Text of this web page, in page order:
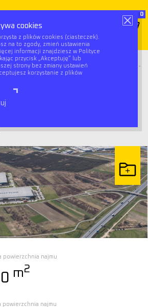
cookies
z plików cookies (ciasteczek).
na to zgody, zmień ustawienia
informacji znajdziesz w Polityce
przycisk „Akceptuję” lub
strony bez zmiany ustawień
korzystanie z plików
0
Panattoni Park Kraków East I
Kraków East I
powierzchnia najmu
m2
powierzchnia najmu